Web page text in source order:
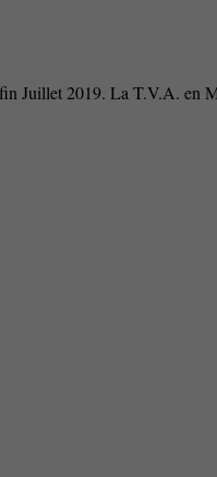
Juillet 2019. La T.V.A. en